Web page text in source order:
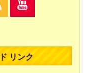
リンク